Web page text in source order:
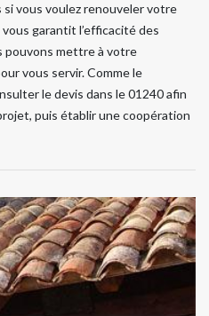
vous voulez renouveler votre
garantit l’efficacité des
pouvons mettre à votre
vous servir. Comme le
le devis dans le 01240 afin
puis établir une coopération